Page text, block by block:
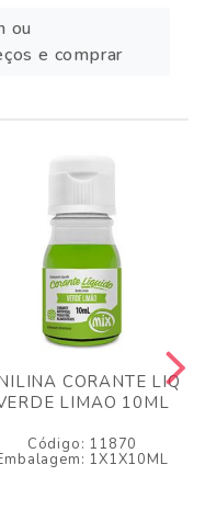
ou
e comprar
CORANTE LIQ
LIMAO 10ML
Código: 11870
1X1X10ML